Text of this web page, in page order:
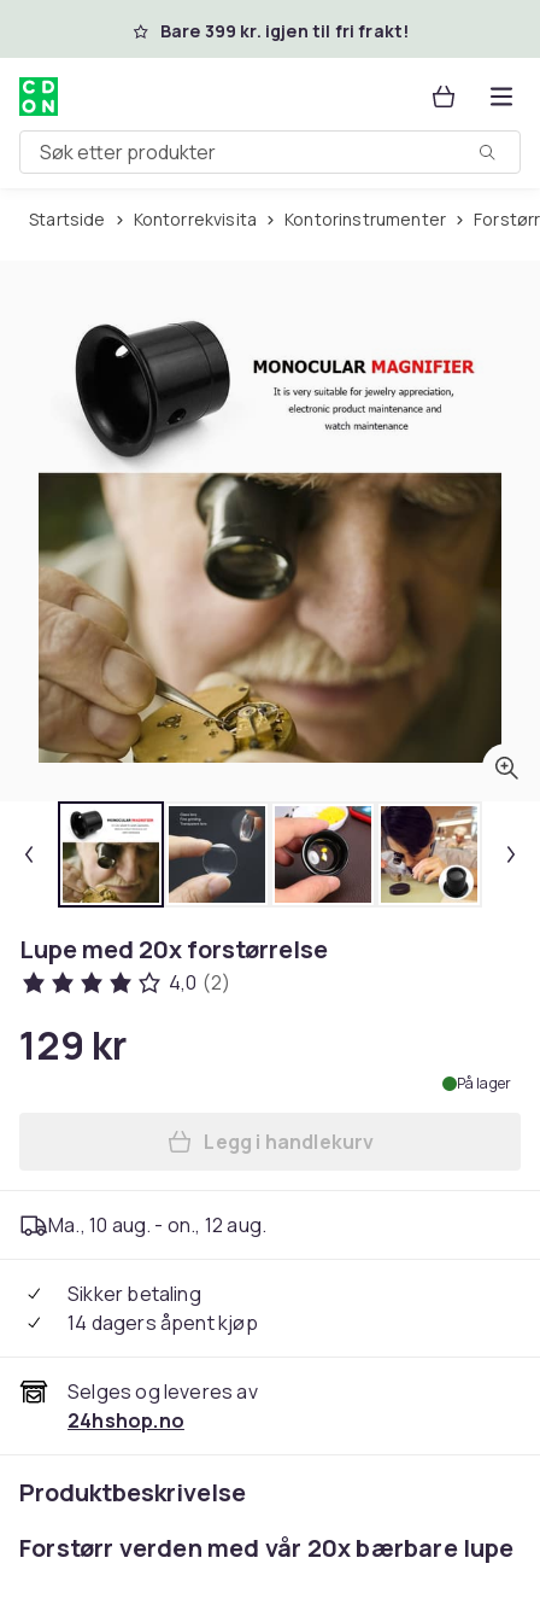
Hopp til hovedinnholdBare 399 kr. igjen til fri frakt!
Søk etter produkter
Startside Kontorrekvisita Kontorinstrumenter
Lupe med 20x forstørrelse
4,0 (2)
129 kr
På lager
Legg Lupe med 20x
Legg i handlekurv
Ma., 10 aug. - on., 12 aug.
Sikker betaling
14 dagers åpent kjøp
Selges og leveres av
24hshop.no
Produktbeskrivelse
Forstørr verden med vår 20x bærbare lupe